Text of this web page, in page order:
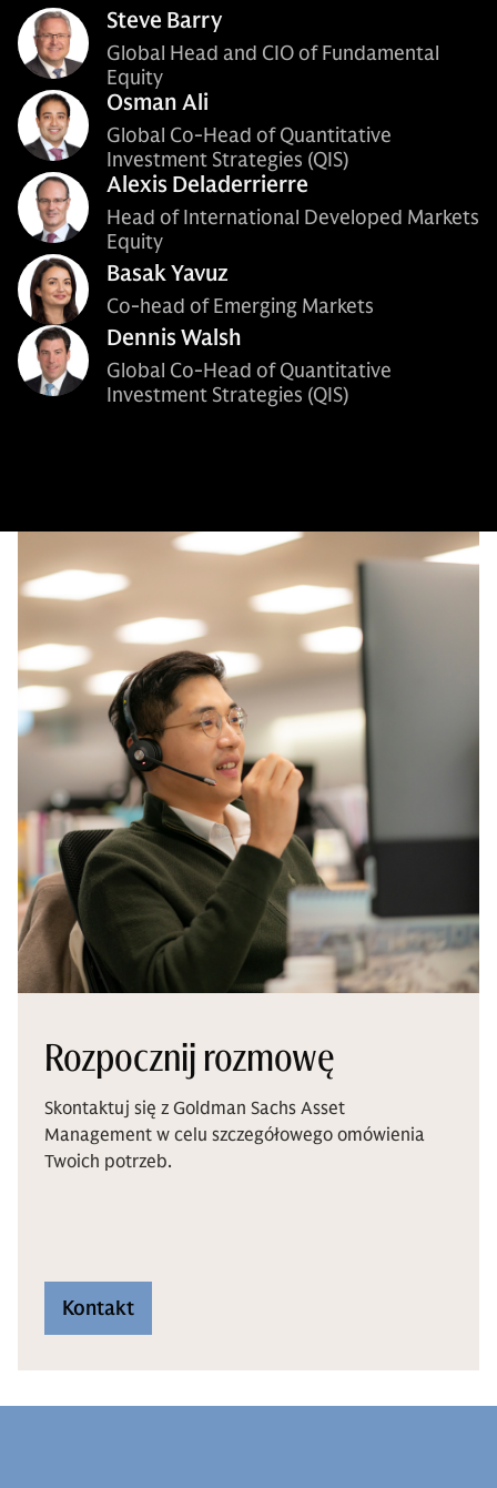
Steve Barry
Global Head and CIO of Fundamental
Equity
Osman Ali
Global Co-Head of Quantitative
Investment Strategies (QIS)
Alexis Deladerrierre
Head of International Developed Markets
Equity
Basak Yavuz
Co-head of Emerging Markets
Dennis Walsh
Global Co-Head of Quantitative
Investment Strategies (QIS)
Rozpocznij rozmowę
Skontaktuj się z Goldman Sachs Asset
Management w celu szczegółowego omówienia
Twoich potrzeb.
Kontakt